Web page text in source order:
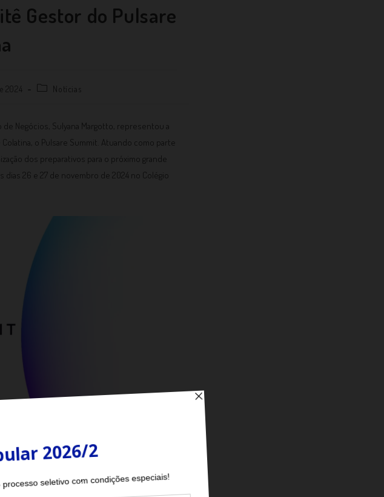
Gestor do Pulsare
2024 Notícias
Negócios, Sulyana Margotto, representou a
o Pulsare Summit. Atuando como parte
dos preparativos para o próximo grande
dias 26 e 27 de novembro de 2024 no Colégio
e Inteligência para a Cidade do